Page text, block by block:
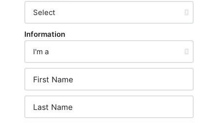
Information